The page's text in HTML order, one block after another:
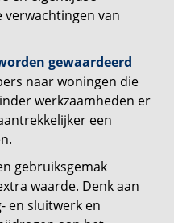
van
gewaardeerd
naar woningen die
werkzaamheden er
een
gebruiksgemak
waarde. Denk aan
en sluitwerk en